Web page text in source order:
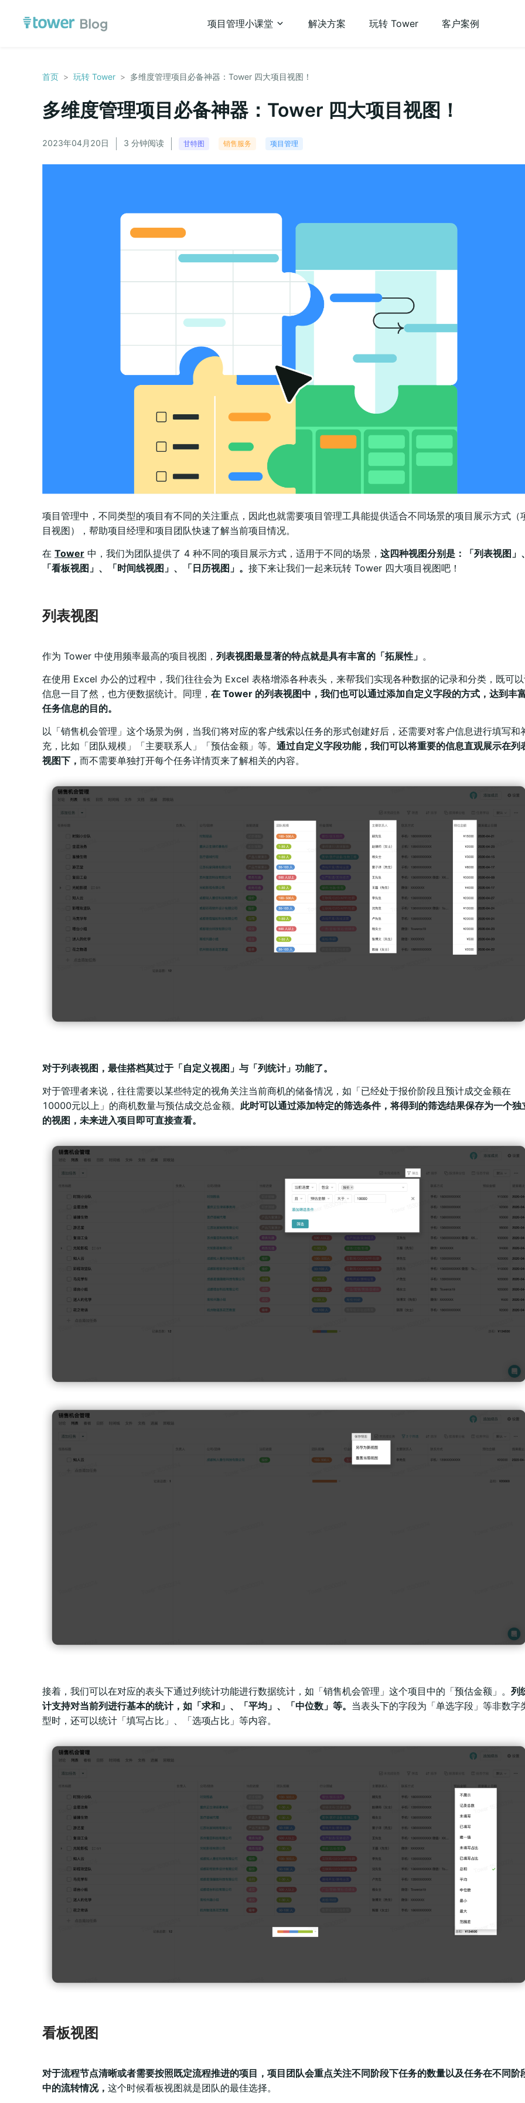
项目管理小课堂 解决方案 玩转 Tower 客户案例
首页 > 玩转 Tower > 多维度管理项目必备神器：Tower 四大项目视图！
多维度管理项目必备神器：Tower 四大项目视图！
2023年04月20日 3 分钟阅读 甘特图 销售服务 项目管理
项目管理中，不同类型的项目有不同的关注重点，因此也就需要项目管理工具能提供适合不同场景的项目展示方式（
目视图），帮助项目经理和项目团队快速了解当前项目情况。
在 Tower 中，我们为团队提供了 4 种不同的项目展示方式，适用于不同的场景， 这四种视图分别是：「列表视图」
「看板视图」、「时间线视图」、「日历视图」。 接下来让我们一起来玩转 Tower 四大项目视图吧！
列表视图
作为 Tower 中使用频率最高的项目视图， 列表视图最显著的特点就是具有丰富的「拓展性」 。
在使用 Excel 办公的过程中，我们往往会为 Excel 表格增添各种表头，来帮我们实现各种数据的记录和分类，既可
信息一目了然，也方便数据统计。同理， 在 Tower 的列表视图中，我们也可以通过添加自定义字段的方式，达到丰
任务信息的目的。
以「销售机会管理」这个场景为例，当我们将对应的客户线索以任务的形式创建好后，还需要对客户信息进行填写和
充，比如「团队规模」「主要联系人」「预估金额」等。 通过自定义字段功能，我们可以将重要的信息直观展示在列
视图下， 而不需要单独打开每个任务详情页来了解相关的内容。
对于列表视图，最佳搭档莫过于「自定义视图」与「列统计」功能了。
对于管理者来说，往往需要以某些特定的视角关注当前商机的储备情况，如「已经处于报价阶段且预计成交金额在
10000元以上」的商机数量与预估成交总金额。 此时可以通过添加特定的筛选条件，将得到的筛选结果保存为一个独
的视图，未来进入项目即可直接查看。
接着，我们可以在对应的表头下通过列统计功能进行数据统计，如「销售机会管理」这个项目中的「预估金额」。 列
计支持对当前列进行基本的统计，如「求和」、「平均」、「中位数」等。 当表头下的字段为「单选字段」等非数字
型时，还可以统计「填写占比」、「选项占比」等内容。
看板视图
对于流程节点清晰或者需要按照既定流程推进的项目，项目团队会重点关注不同阶段下任务的数量以及任务在不同阶
中的流转情况， 这个时候看板视图就是团队的最佳选择。